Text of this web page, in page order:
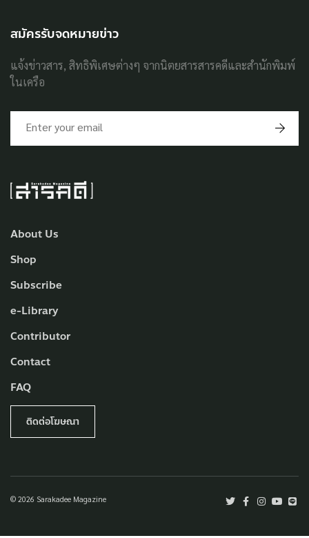
About Us
Shop
Subscribe
e-Library
Contributor
Contact
FAQ
ติดต่อโฆษณา
© 2026 Sarakadee Magazine
สมัครรับจดหมายข่าว
แจ้งข่าวสาร, สิทธิพิเศษต่างๆ จากนิตยสารสารคดีและสำนักพิมพ์
ในเครือ